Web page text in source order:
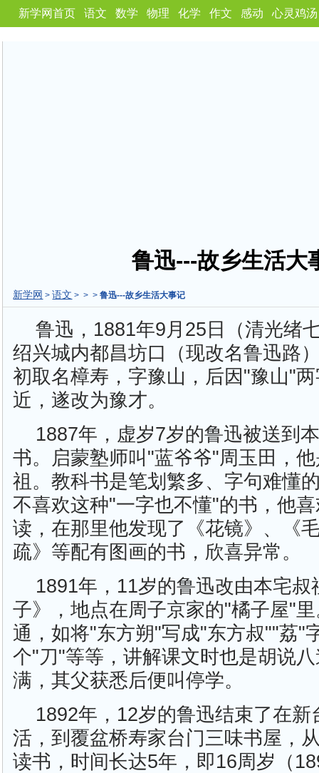
新学网首页 语文 数学 物理 化学 作文 感动 心灵鸡汤
鲁迅---故乡生活大
新学网 >语文 > > >鲁迅---故乡生活大事记
鲁迅，1881年9月25日（清光绪
绍兴城内都昌坊口（现改名鲁迅路
初取名樟寿，字豫山，后因"豫山"
近，遂改为豫才。
1887年，虚岁7岁的鲁迅被送到
书。启蒙塾师叫"蓝爷爷"周玉田，
祖。教科书是笔划繁多、字句难懂
不喜欢这种"一字也不懂"的书，他
读，在那里他发现了《花镜》、《
疏》等配有图画的书，欣喜异常。
1891年，11岁的鲁迅改由本宅
子》，地点在周子京家的"橘子屋"
通，如将"东方朔"写成"东方叔""荔"
个"刀"等等，讲解课文时也是胡说
满，其父获悉后便叫停学。
1892年，12岁的鲁迅结束了在
活，到覆盆桥寿家台门三味书屋，
读书，时间长达5年，即16周岁（